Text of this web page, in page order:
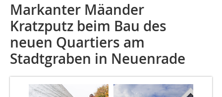
Markanter Mäander
Kratzputz beim Bau des
neuen Quartiers am
Stadtgraben in Neuenrade